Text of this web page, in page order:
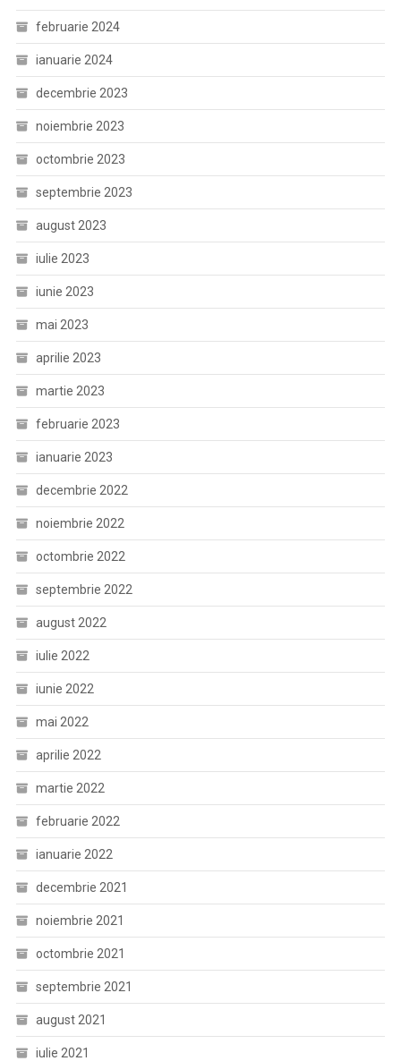
februarie 2024
ianuarie 2024
decembrie 2023
noiembrie 2023
octombrie 2023
septembrie 2023
august 2023
iulie 2023
iunie 2023
mai 2023
aprilie 2023
martie 2023
februarie 2023
ianuarie 2023
decembrie 2022
noiembrie 2022
octombrie 2022
septembrie 2022
august 2022
iulie 2022
iunie 2022
mai 2022
aprilie 2022
martie 2022
februarie 2022
ianuarie 2022
decembrie 2021
noiembrie 2021
octombrie 2021
septembrie 2021
august 2021
iulie 2021